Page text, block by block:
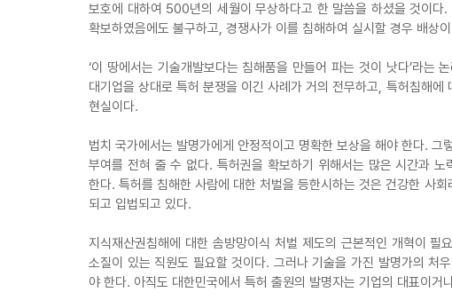
보호에 대하여 500년의 세월이 무상하다고 한 말씀을 하셨을 것이다
확보하였음에도 불구하고, 경쟁사가 이를 침해하여 실시할 경우 배상
‘이 땅에서는 기술개발보다는 침해품을 만들어 파는 것이 낫다’라는
대기업을 상대로 특허 분쟁을 이긴 사례가 거의 전무하고, 특허침해
현실이다.
법치 국가에서는 발명가에게 안정적이고 명확한 보상을 해야 한다. 그
부여를 전혀 줄 수 없다. 특허권을 확보하기 위해서는 많은 시간과
한다. 특허를 침해한 사람에 대한 처벌을 등한시하는 것은 건강한 사
되고 입법되고 있다.
지식재산권침해에 대한 솜방망이식 처벌 제도의 근본적인 개혁이 필
소질이 있는 직원도 필요할 것이다. 그러나 기술을 가진 발명가의 처
야 한다. 아직도 대한민국에서 특허 출원의 발명자는 기업의 대표이거